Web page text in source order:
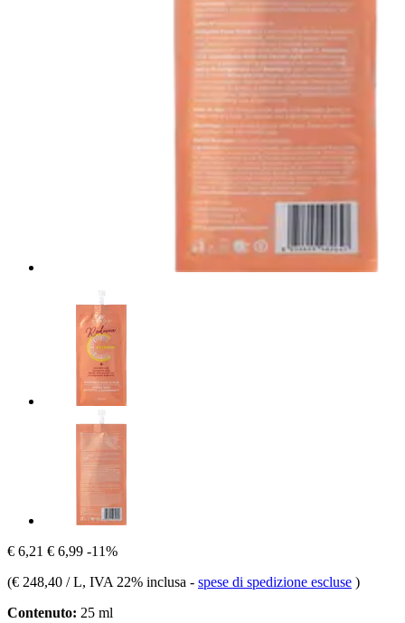
€ 6,21 € 6,99 -11%
(€ 248,40 / L, IVA 22% inclusa - spese di spedizione escluse )
Contenuto: 25 ml